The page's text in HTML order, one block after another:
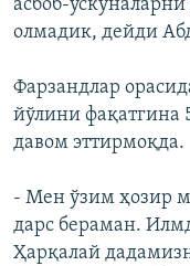
асбоб-
олмадик, дейди
Фарзандлар
йўлини фақатгина
давом эттирмоқда.
- Мен ўзим ҳозир
дарс бераман.
Ҳарқалай